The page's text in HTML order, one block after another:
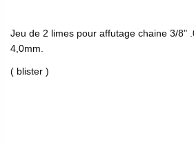
Jeu de 2 limes pour affutage chaine 3/8"
4,0mm.
( blister )